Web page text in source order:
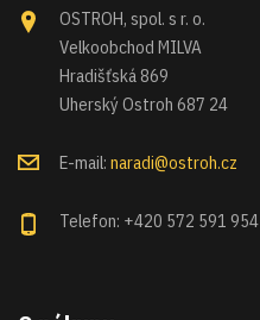
OSTROH, spol. s r. o.
Velkoobchod MILVA
Hradišťská 869
Uherský Ostroh 687 24
E-mail: naradi@ostroh.cz
Telefon: +420 572 591 954